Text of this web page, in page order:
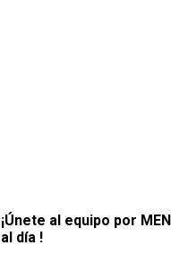
¡Únete al equipo por
al día !